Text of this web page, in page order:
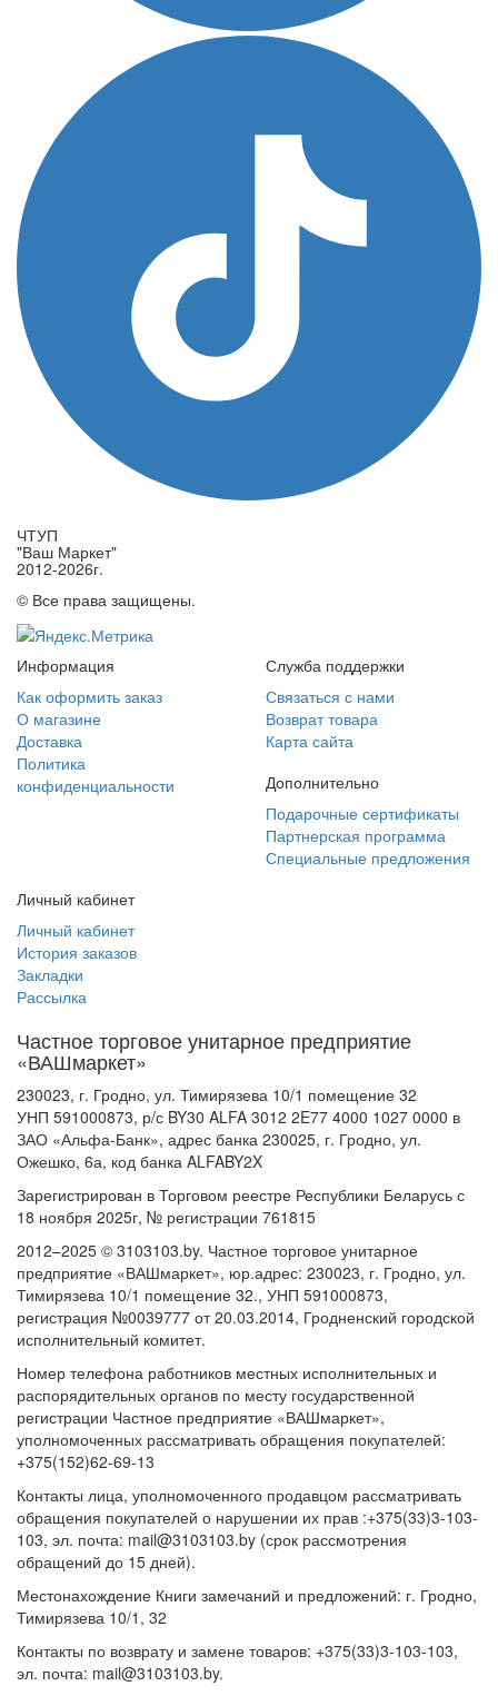
ЧТУП
"Ваш Маркет"
2012-2026г.
© Все права защищены.
Информация
Как оформить заказ
О магазине
Доставка
Политика
конфиденциальности
Служба поддержки
Связаться с нами
Возврат товара
Карта сайта
Дополнительно
Подарочные сертификаты
Партнерская программа
Специальные предложения
Личный кабинет
Личный кабинет
История заказов
Закладки
Рассылка
Частное торговое унитарное предприятие
«ВАШмаркет»
230023, г. Гродно, ул. Тимирязева 10/1 помещение 32
УНП 591000873, р/с BY30 ALFA 3012 2E77 4000 1027 0000 в
ЗАО «Альфа-Банк», адрес банка 230025, г. Гродно, ул.
Ожешко, 6а, код банка ALFABY2X
Зарегистрирован в Торговом реестре Республики Беларусь с
18 ноября 2025г, № регистрации 761815
2012–2025 © 3103103.by. Частное торговое унитарное
предприятие «ВАШмаркет», юр.адрес: 230023, г. Гродно, ул.
Тимирязева 10/1 помещение 32., УНП 591000873,
регистрация №0039777 от 20.03.2014, Гродненский городской
исполнительный комитет.
Номер телефона работников местных исполнительных и
распорядительных органов по месту государственной
регистрации Частное предприятие «ВАШмаркет»,
уполномоченных рассматривать обращения покупателей:
+375(152)62-69-13
Контакты лица, уполномоченного продавцом рассматривать
обращения покупателей о нарушении их прав :+375(33)3-103-
103, эл. почта: mail@3103103.by (срок рассмотрения
обращений до 15 дней).
Местонахождение Книги замечаний и предложений: г. Гродно,
Тимирязева 10/1, 32
Контакты по возврату и замене товаров: +375(33)3-103-103,
эл. почта: mail@3103103.by.